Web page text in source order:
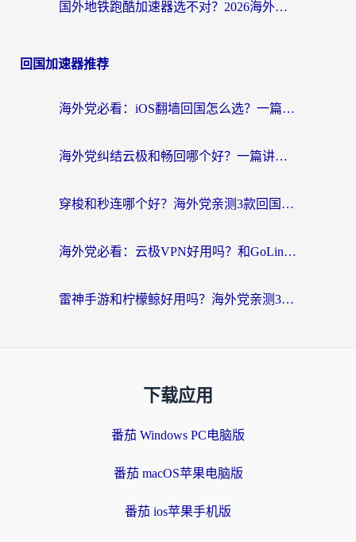
国外地铁跑酷加速器选不对？2026海外玩家必看的国服游戏加速全攻略
回国加速器推荐
海外党必看：iOS翻墙回国怎么选？一篇搞定无缝访问国内资源
海外党纠结云极和畅回哪个好？一篇讲透回国加速器怎么选（附避坑指南）
穿梭和秒连哪个好？海外党亲测3款回国加速器，教你在国外正常浏览国内网站
海外党必看：云极VPN好用吗？和GoLinkVPN对比哪个回国效果更好？附真实体验指南
雷神手游和柠檬鲸好用吗？海外党亲测3款回国加速器，教你避开破解VPN坑
下载应用
番茄 Windows PC电脑版
番茄 macOS苹果电脑版
番茄 ios苹果手机版